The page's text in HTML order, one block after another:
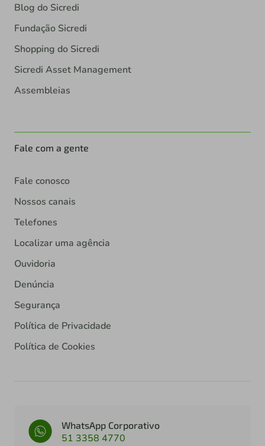
Blog do Sicredi
Fundação Sicredi
Shopping do Sicredi
Sicredi Asset Management
Assembleias
Fale com a gente
Fale conosco
Nossos canais
Telefones
Localizar uma agência
Ouvidoria
Denúncia
Segurança
Política de Privacidade
Política de Cookies
WhatsApp Corporativo
51 3358 4770